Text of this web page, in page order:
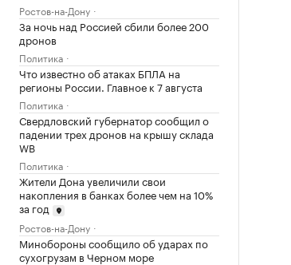
Ростов-на-Дону
За ночь над Россией сбили более 200
дронов
Политика
Что известно об атаках БПЛА на
регионы России. Главное к 7 августа
Политика
Свердловский губернатор сообщил о
падении трех дронов на крышу склада
WB
Политика
Жители Дона увеличили свои
накопления в банках более чем на 10%
за год
Ростов-на-Дону
Минобороны сообщило об ударах по
сухогрузам в Черном море